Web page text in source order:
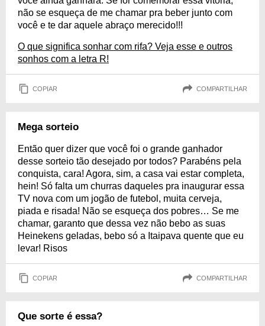
não se esqueça de me chamar pra beber junto com
você e te dar aquele abraço merecido!!!
O que significa sonhar com rifa? Veja esse e outros
sonhos com a letra R!
COPIAR COMPARTILHAR
Mega sorteio
Então quer dizer que você foi o grande ganhador
desse sorteio tão desejado por todos? Parabéns pela
conquista, cara! Agora, sim, a casa vai estar completa,
hein! Só falta um churras daqueles pra inaugurar essa
TV nova com um jogão de futebol, muita cerveja,
piada e risada! Não se esqueça dos pobres… Se me
chamar, garanto que dessa vez não bebo as suas
Heinekens geladas, bebo só a Itaipava quente que eu
levar! Risos
COPIAR COMPARTILHAR
Que sorte é essa?